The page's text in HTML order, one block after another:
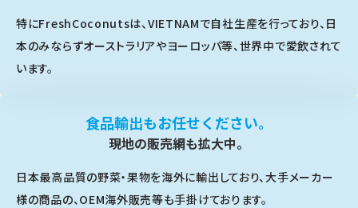
特にFreshCoconutsは、VIETNAMで自社生産を行っており、日
本のみならずオーストラリアやヨーロッパ等、世界中で愛飲されて
います。
食品輸出もお任せください。
現地の販売網も拡大中。
日本最高品質の野菜・果物を海外に輸出しており、大手メーカー
様の商品の、OEM海外販売等も手掛けております。